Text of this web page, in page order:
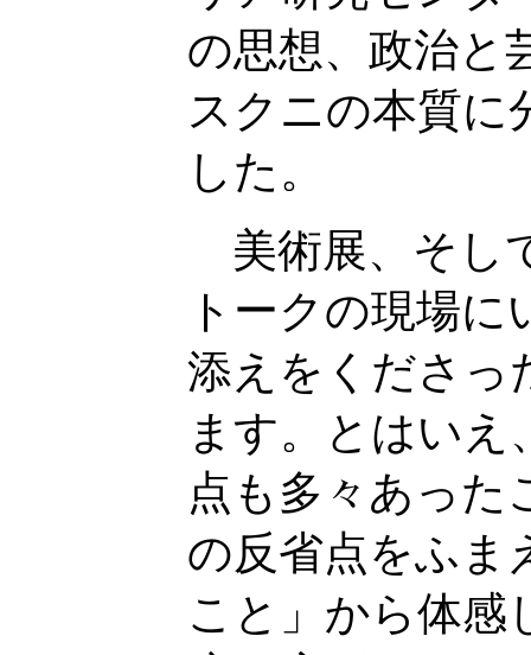
の思想、政治と
スクニの本質に
した。
美術展、そし
トークの現場
添えをくださっ
ます。とはいえ
点も多々あった
の反省点をふま
こと」から体感